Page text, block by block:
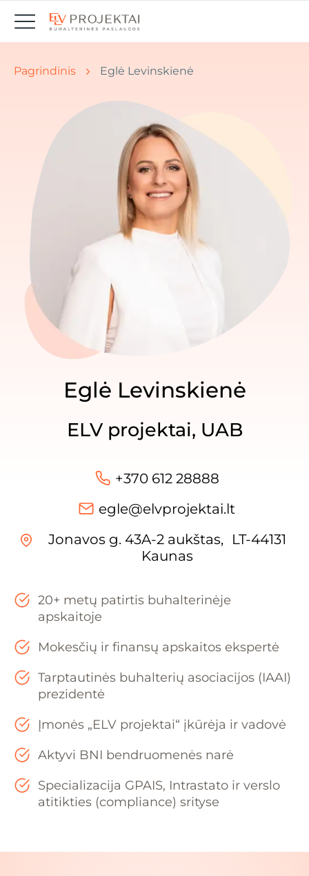
Jūs esate čia: Pradžia " Naujienos
Pagrindinis Eglė Levinskienė
Eglė Levinskienė
ELV projektai, UAB
+370 612 28888
egle@elvprojektai.lt
Jonavos g. 43A-2 aukštas, LT-44131
Kaunas
20+ metų patirtis buhalterinėje
apskaitoje
Mokesčių ir finansų apskaitos ekspertė
Tarptautinės buhalterių asociacijos (IAAI)
prezidentė
Įmonės „ELV projektai“ įkūrėja ir vadovė
Aktyvi BNI bendruomenės narė
Specializacija GPAIS, Intrastato ir verslo
atitikties (compliance) srityse